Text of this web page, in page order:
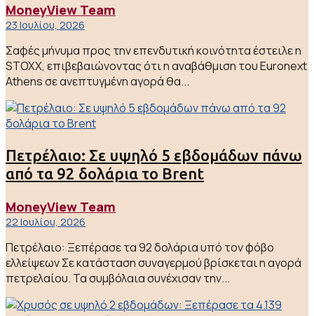
MoneyView Team
23 Ιουλίου, 2026
Σαφές μήνυμα προς την επενδυτική κοινότητα έστειλε η
STOXX, επιβεβαιώνοντας ότι η αναβάθμιση του Euronext
Athens σε ανεπτυγμένη αγορά θα...
Πετρέλαιο: Σε υψηλό 5 εβδομάδων πάνω
από τα 92 δολάρια το Brent
MoneyView Team
22 Ιουλίου, 2026
Πετρέλαιο: Ξεπέρασε τα 92 δολάρια υπό τον φόβο
ελλείψεων Σε κατάσταση συναγερμού βρίσκεται η αγορά
πετρελαίου. Τα συμβόλαια συνέχισαν την...